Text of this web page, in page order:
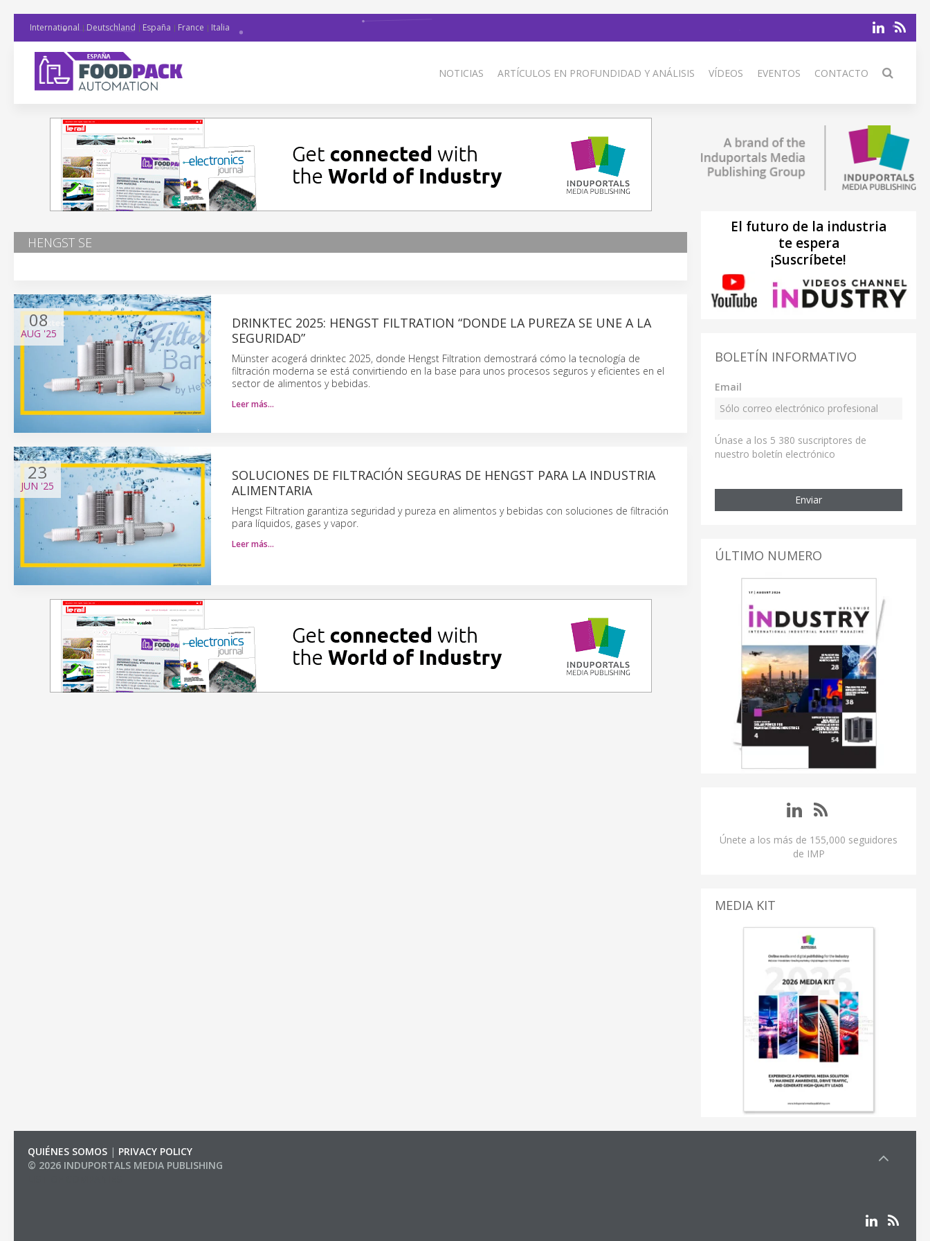
International Deutschland España France Italia
NOTICIAS ARTÍCULOS EN PROFUNDIDAD Y ANÁLISIS VÍDEOS EVENTOS CONTACTO
HENGST SE
08
AUG '25
DRINKTEC 2025: HENGST FILTRATION “DONDE LA PUREZA SE UNE A LA
SEGURIDAD”
Münster acogerá drinktec 2025, donde Hengst Filtration demostrará cómo la tecnología de
filtración moderna se está convirtiendo en la base para unos procesos seguros y eficientes en el
sector de alimentos y bebidas.
Leer más…
23
JUN '25
SOLUCIONES DE FILTRACIÓN SEGURAS DE HENGST PARA LA INDUSTRIA
ALIMENTARIA
Hengst Filtration garantiza seguridad y pureza en alimentos y bebidas con soluciones de filtración
para líquidos, gases y vapor.
Leer más…
El futuro de la industria
te espera
¡Suscríbete!
BOLETÍN INFORMATIVO
Email
Únase a los 5 380 suscriptores de
nuestro boletín electrónico
Enviar
ÚLTIMO NUMERO
Únete a los más de 155,000 seguidores
de IMP
MEDIA KIT
QUIÉNES SOMOS | PRIVACY POLICY
© 2026 INDUPORTALS MEDIA PUBLISHING